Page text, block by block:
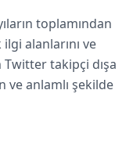
toplamından
alanlarını ve
Twitter takipçi dışa
ve anlamlı şekilde